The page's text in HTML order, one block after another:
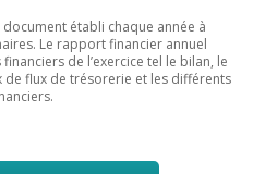
établi chaque année à
Le rapport financier annuel
de l’exercice tel le bilan, le
flux de trésorerie et les différents